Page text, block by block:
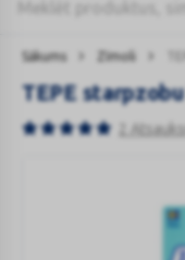
Sākums Zīmoli
2
TEPE